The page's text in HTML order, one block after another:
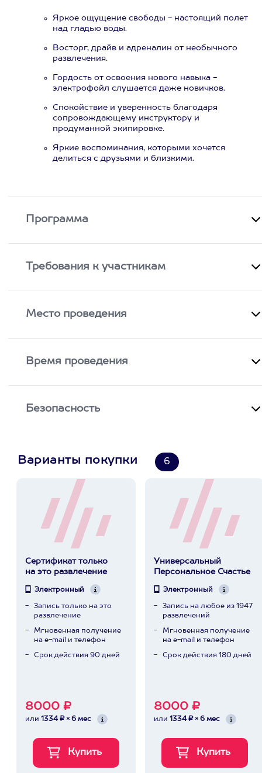
Яркое ощущение свободы - настоящий полет
над гладью воды.
Восторг, драйв и адреналин от необычного
развлечения.
Гордость от освоения нового навыка -
электрофойл слушается даже новичков.
Спокойствие и уверенность благодаря
сопровождающему инструктору и
продуманной экипировке.
Яркие воспоминания, которыми хочется
делиться с друзьями и близкими.
Программа
Требования к участникам
Место проведения
Время проведения
Безопасность
Варианты покупки 6
Сертификат только
на это развлечение
Электронный
Запись только на это
развлечение
Мгновенная получение
на e-mail и телефон
Срок действия 90 дней
8000 ₽
или 1334 ₽ × 6 мес
Универсальный
Персональное Счастье
Электронный
Запись на любое из 1947
развлечений
Мгновенная получение
на e-mail и телефон
Срок действия 180 дней
8000 ₽
или 1334 ₽ × 6 мес